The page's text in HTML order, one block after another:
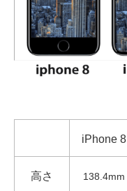
iPhone 8
高さ 138.4mm